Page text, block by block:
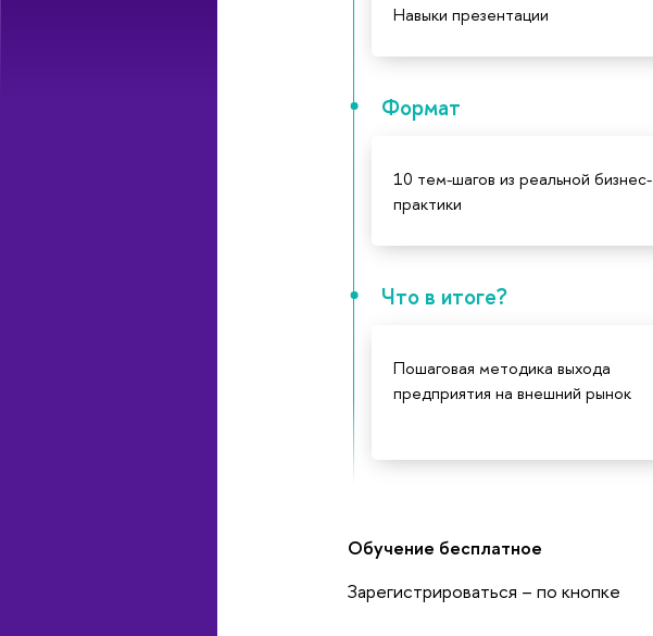
Навыки презентации
Формат
10 тем-шагов из реальной бизнес-
практики
Что в итоге?
Пошаговая методика выхода
предприятия на внешний рынок
Обучение бесплатное
Зарегистрироваться – по кнопке